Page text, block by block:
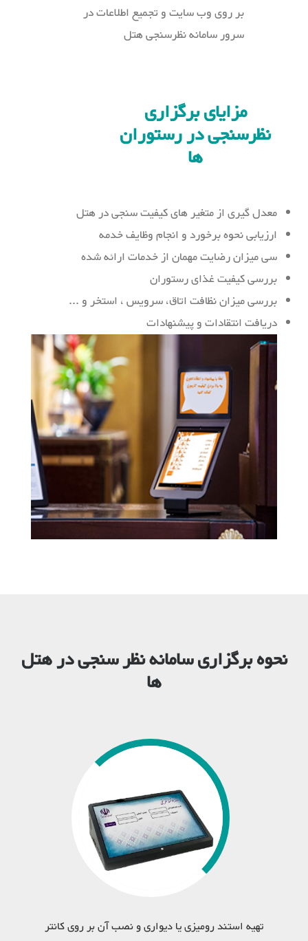
بر روی وب سایت و تجمیع اطلاعات در
سرور سامانه نظرسنجی هتل
مزایای برگزاری
نظرسنجی در رستوران
ها
معدل گیری از متغیر های کیفیت سنجی در هتل
ارزیابی نحوه برخورد و انجام وظایف خدمه
سی میزان رضایت مهمان از خدمات ارائه شده
بررسی کیفیت غذای رستوران
بررسی میزان نظافت اتاق، سرویس ، استخر و ...
دریافت انتقادات و پیشنهادات
نحوه برگزاری سامانه نظر سنجی در هتل
ها
تهیه استند رومیزی یا دیواری و نصب آن بر روی کانتر